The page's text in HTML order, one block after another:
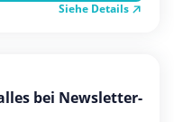
Siehe Details
bei Newsletter-